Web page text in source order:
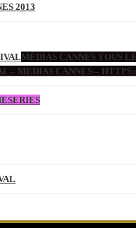
2013
MÉDIAS CANNES TOUS
– MEDIAS CANNES –